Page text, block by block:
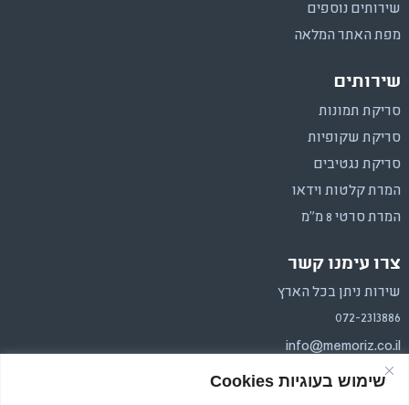
שימוש בעוגיות Cookies
שירותים נוספים
מפת האתר המלאה
שירותים
סריקת תמונות
סריקת שקופיות
סריקת נגטיבים
המרת קלטות וידאו
המרת סרטי 8 מ"מ
צרו עימנו קשר
שירות ניתן בכל הארץ
072-2313886
info@memoriz.co.il
איסוף והחזרה בכל הארץ.